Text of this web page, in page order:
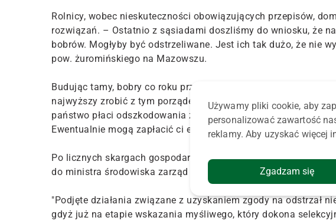
Rolnicy, wobec nieskuteczności obowiązujących przepisów,
rozwiązań. – Ostatnio z sąsiadami doszliśmy do wniosku, że
bobrów. Mogłyby być odstrzeliwane. Jest ich tak dużo, że nie
pow. żuromińskiego na Mazowszu.
Budując tamy, bobry co roku przyczyniają się do zalewania pól
najwyższy zrobić z tym porządek. Liczę, że nowi ministrowie
państwo płaci odszkodowania za ich działalność. Tylko godne
Ewentualnie mogą zapłacić ci ekolodzy, co to tak te bobry
Po licznych skargach gospodarzy o wyjęcie bobrów spod
do ministra środowiska zarząd Dolnośląskiej Izby Rolniczej.
"Podjęte działania związane z uzyskaniem zgody na odstrzał
gdyż już na etapie wskazania myśliwego, który dokona
Używamy pliki cookie, aby
personalizować zawartość
reklamy. Aby uzyskać więcej
Zgadzam się